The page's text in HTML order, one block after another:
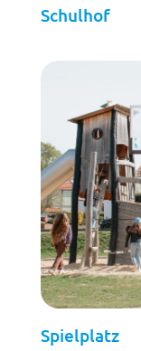
Schulhof
Spielplatz